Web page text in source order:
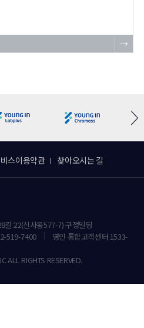
→
스이용약관 찾아오시는 길
길 22(신사동577-7) 구정빌딩
519-7400
영인 통합고객센터 1533-
ALL RIGHTS RESERVED.